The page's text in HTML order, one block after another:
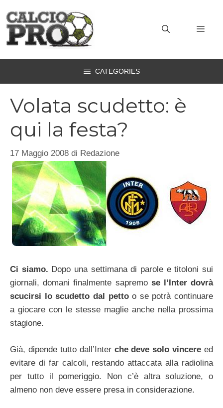
contenuto
CATEGORIES
Volata scudetto: è
qui la festa?
17 Maggio 2008 di Redazione
Ci siamo. Dopo una settimana di parole e titoloni sui
giornali, domani finalmente sapremo se l’Inter dovrà
scucirsi lo scudetto dal pettoo se potrà continuare
a giocare con le stesse maglie anche nella prossima
stagione.
Già, dipende tutto dall’Inter che deve solo vincere ed
evitare di far calcoli, restando attaccata alla radiolina
per tutto il pomeriggio. Non c’è altra soluzione, o
almeno non deve essere presa in considerazione.